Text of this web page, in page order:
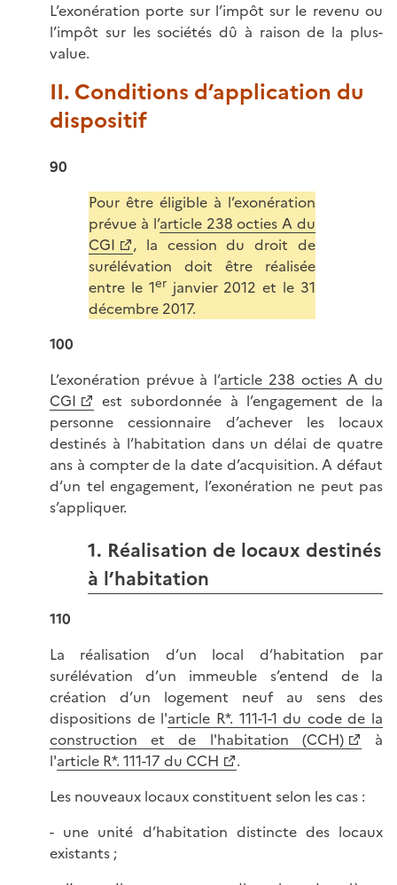
L’exonération porte sur l’impôt sur le revenu ou
l’impôt sur les sociétés dû à raison de la plus-
value.
II. Conditions d’application du
dispositif
90
Pour être éligible à l’exonération
prévue à l’article 238 octies A du
CGI
, la cession du droit de
surélévation doit être réalisée
entre le 1erjanvier 2012 et le 31
décembre 2017.
100
L’exonération prévue à l’article 238 octies A du
CGI
est subordonnée à l’engagement de la
personne cessionnaire d’achever les locaux
destinés à l’habitation dans un délai de quatre
ans à compter de la date d’acquisition. A défaut
d’un tel engagement, l’exonération ne peut pas
s’appliquer.
1. Réalisation de locaux destinés
à l’habitation
110
La réalisation d’un local d’habitation par
surélévation d’un immeuble s’entend de la
création d’un logement neuf au sens des
dispositions de l'article R*. 111-1-1 du code de la
construction et de l'habitation (CCH)
à
l'article R*. 111-17 du CCH
.
Les nouveaux locaux constituent selon les cas :
- une unité d’habitation distincte des locaux
existants ;